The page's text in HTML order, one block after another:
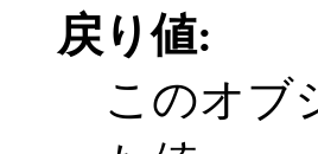
戻り値:
このオブ